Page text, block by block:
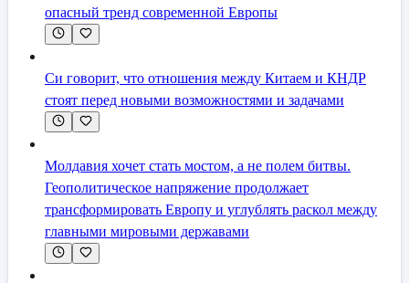
опасный тренд современной Европы
Си говорит, что отношения между Китаем и КНДР
стоят перед новыми возможностями и задачами
Молдавия хочет стать мостом, а не полем битвы.
Геополитическое напряжение продолжает
трансформировать Европу и углублять раскол между
главными мировыми державами